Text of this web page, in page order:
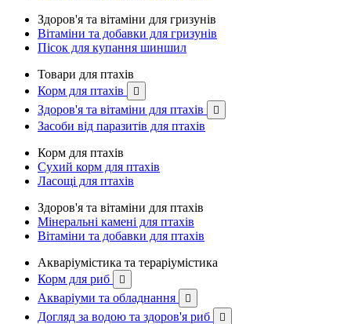
Здоров'я та вітаміни для гризунів
Вітаміни та добавки для гризунів
Пісок для купання шиншил
Товари для птахів
Корм для птахів

Здоров'я та вітаміни для птахів 
Засоби від паразитів для птахів
Корм для птахів
Сухий корм для птахів
Ласощі для птахів
Здоров'я та вітаміни для птахів
Мінеральні камені для птахів
Вітаміни та добавки для птахів
Акваріумістика та тераріумістика
Корм для риб

Акваріуми та обладнання 
Догляд за водою та здоров'я риб 